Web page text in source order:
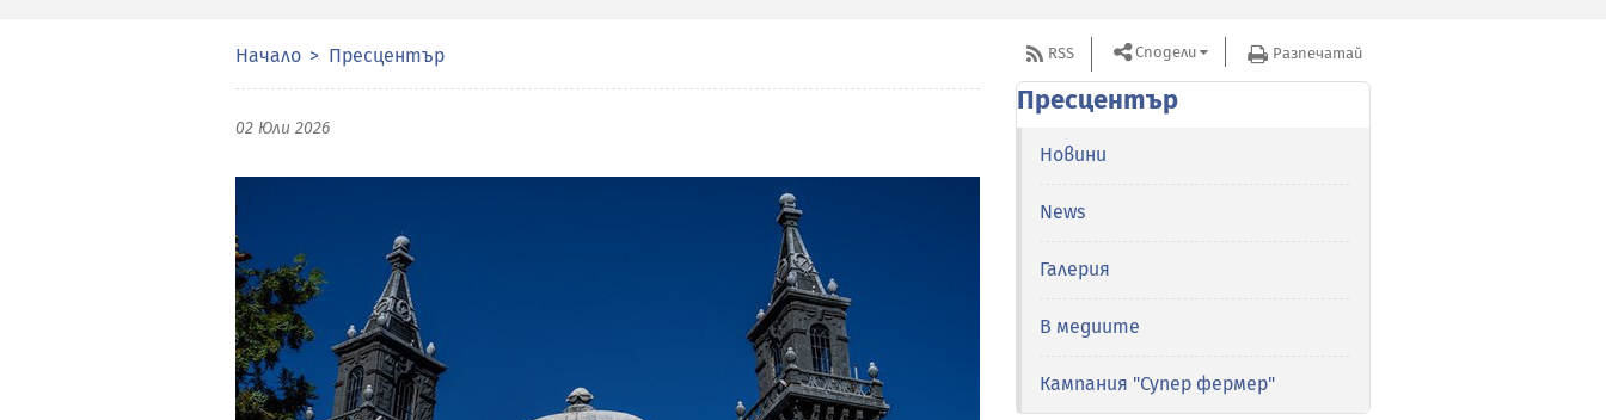
Начало Пресцентър
02 Юли 2026
RSS Сподели Разпечатай
Пресцентър
Новини
News
Галерия
В медиите
Кампания "Супер фермер"